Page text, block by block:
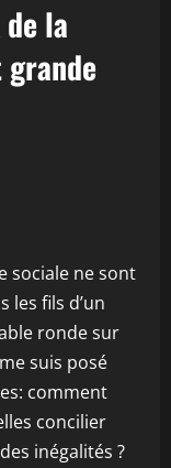
la
sociale ne sont
les fils d’un
ronde sur
suis posé
comment
concilier
inégalités ?